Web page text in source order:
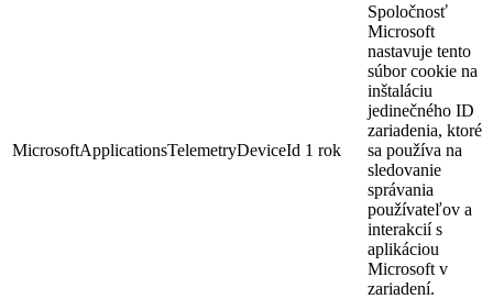
MicrosoftApplicationsTelemetryDeviceId 1 rok
Spoločnosť
Microsoft
nastavuje tento
súbor cookie na
inštaláciu
jedinečného ID
zariadenia, ktoré
sa používa na
sledovanie
správania
používateľov a
interakcií s
aplikáciou
Microsoft v
zariadení.